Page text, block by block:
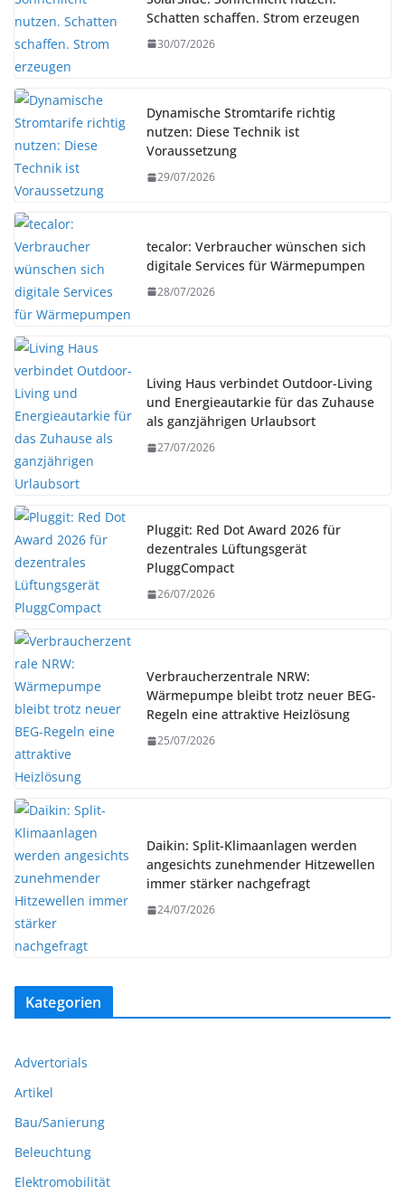
Schatten schaffen. Strom erzeugen
30/07/2026
Dynamische Stromtarife richtig
nutzen: Diese Technik ist
Voraussetzung
29/07/2026
tecalor: Verbraucher wünschen sich
digitale Services für Wärmepumpen
28/07/2026
Living Haus verbindet Outdoor-Living
und Energieautarkie für das Zuhause
als ganzjährigen Urlaubsort
27/07/2026
Pluggit: Red Dot Award 2026 für
dezentrales Lüftungsgerät
PluggCompact
26/07/2026
Verbraucherzentrale NRW:
Wärmepumpe bleibt trotz neuer BEG-
Regeln eine attraktive Heizlösung
25/07/2026
Daikin: Split-Klimaanlagen werden
angesichts zunehmender Hitzewellen
immer stärker nachgefragt
24/07/2026
Kategorien
Advertorials
Artikel
Bau/Sanierung
Beleuchtung
Elektromobilität